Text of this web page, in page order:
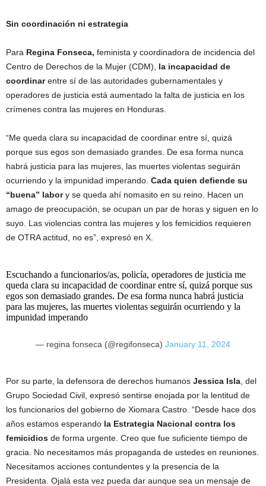
Sin coordinación ni estrategia
Para Regina Fonseca, feminista y coordinadora de incidencia del
Centro de Derechos de la Mujer (CDM), la incapacidad de
coordinarentre sí de las autoridades gubernamentales y
operadores de justicia está aumentado la falta de justicia en los
crímenes contra las mujeres en Honduras.
“Me queda clara su incapacidad de coordinar entre sí, quizá
porque sus egos son demasiado grandes. De esa forma nunca
habrá justicia para las mujeres, las muertes violentas seguirán
ocurriendo y la impunidad imperando. Cada quien defiende su
“buena” labory se queda ahí nomasito en su reino. Hacen un
amago de preocupación, se ocupan un par de horas y siguen en lo
suyo. Las violencias contra las mujeres y los femicidios requieren
de OTRA actitud, no es”, expresó en X.
Escuchando a funcionarios/as, policía, operadores de justicia me
queda clara su incapacidad de coordinar entre sí, quizá porque sus
egos son demasiado grandes. De esa forma nunca habrá justicia
para las mujeres, las muertes violentas seguirán ocurriendo y la
impunidad imperando
— regina fonseca (@regifonseca) January 11, 2024
Por su parte, la defensora de derechos humanos Jessica Isla , del
Grupo Sociedad Civil, expresó sentirse enojada por la lentitud de
los funcionarios del gobierno de Xiomara Castro. “Desde hace dos
años estamos esperando la Estrategia Nacional contra los
femicidios de forma urgente. Creo que fue suficiente tiempo de
gracia. No necesitamos más propaganda de ustedes en reuniones.
Necesitamos acciones contundentes y la presencia de la
Presidenta. Ojalá esta vez pueda dar aunque sea un mensaje de